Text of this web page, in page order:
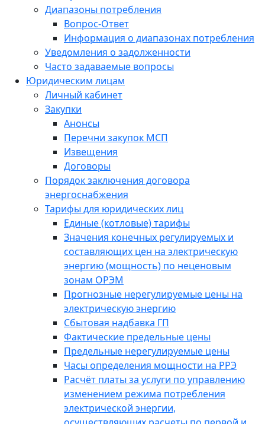
Диапазоны потребления
Вопрос-Ответ
Информация о диапазонах потребления
Уведомления о задолженности
Часто задаваемые вопросы
Юридическим лицам
Личный кабинет
Закупки
Анонсы
Перечни закупок МСП
Извещения
Договоры
Порядок заключения договора
энергоснабжения
Тарифы для юридических лиц
Единые (котловые) тарифы
Значения конечных регулируемых и
составляющих цен на электрическую
энергию (мощность) по неценовым
зонам ОРЭМ
Прогнозные нерегулируемые цены на
электрическую энергию
Сбытовая надбавка ГП
Фактические предельные цены
Предельные нерегулируемые цены
Часы определения мощности на РРЭ
Расчёт платы за услуги по управлению
изменением режима потребления
электрической энергии,